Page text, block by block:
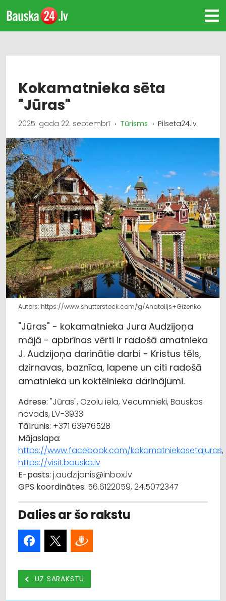
Kokamatnieka sēta
"Jūras"
2025. gada 22. septembrī Tūrisms Pilseta24.lv
Autors: https://www.shutterstock.com/g/Anatolijs+Gizenko
"Jūras" - kokamatnieka Jura Audzijoņa
mājā - apbrīnas vērti ir radošā amatnieka
J. Audzijoņa darinātie darbi - Kristus tēls,
dzirnavas, baznīca, lapene un citi radošā
amatnieka un koktēlnieka darinājumi.
Adrese: "Jūras", Ozolu iela, Vecumnieki, Bauskas
novads, LV-3933
Tālrunis: +371 63976528
Mājaslapa:
https://www.facebook.com/kokamatniekasetajuras,
https://visit.bauska.lv
E-pasts: j.audzijonis@inbox.lv
GPS koordinātes: 56.6122059, 24.5072347
Dalies ar šo rakstu
UZ SARAKSTU